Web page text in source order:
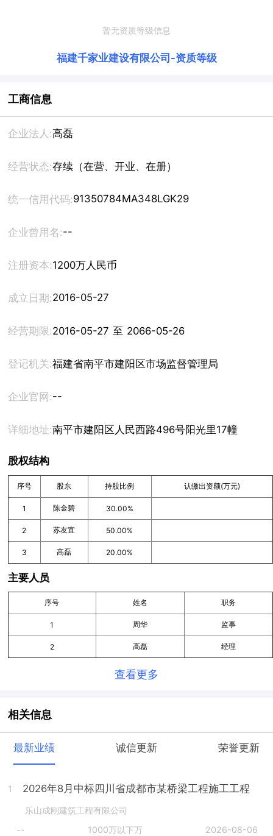
暂无资质等级信息
福建千家业建设有限公司 -资质等级
工商信息
企业法人:高磊
经营状态:存续（在营、开业、在册）
统一信用代码:91350784MA348LGK29
企业曾用名:--
注册资本:1200万人民币
成立日期:2016-05-27
经营期限: 2016-05-27 至 2066-05-26
登记机关:福建省南平市建阳区市场监督管理局
企业官网:--
详细地址:南平市建阳区人民西路496号阳光里17幢29、
股权结构
序号 股东 持股比例 认缴出资额(万元)
1 陈金碧 30.00%
2 苏友宜 50.00%
3 高磊 20.00%
主要人员
序号 姓名 职务
1 周华 监事
2 高磊 经理
查看更多
相关信息
最新业绩 诚信更新 荣誉更新
1 2026年8月中标四川省成都市某桥梁工程施工工程
乐山成刚建筑工程有限公司
--
1000万以下万 2026-08-06